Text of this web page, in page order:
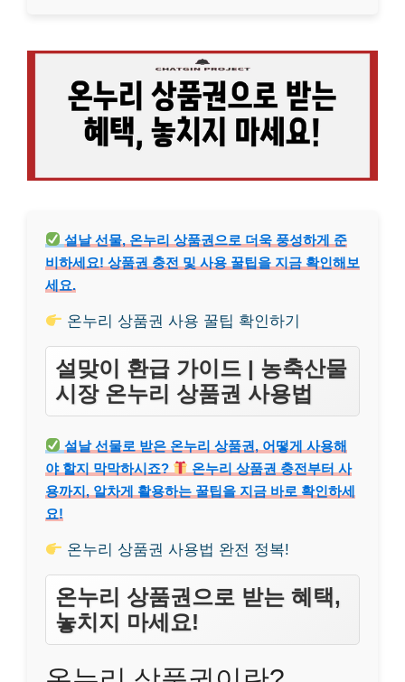
설날 선물, 온누리 상품권으로 더욱 풍성하게 준
비하세요! 상품권 충전 및 사용 꿀팁을 지금 확인해보
세요.
온누리 상품권 사용 꿀팁 확인하기
설맞이 환급 가이드 | 농축산물
시장 온누리 상품권 사용법
설날 선물로 받은 온누리 상품권, 어떻게 사용해
야 할지 막막하시죠?
온누리 상품권 충전부터 사
용까지, 알차게 활용하는 꿀팁을 지금 바로 확인하세
요!
온누리 상품권 사용법 완전 정복!
온누리 상품권으로 받는 혜택,
놓치지 마세요!